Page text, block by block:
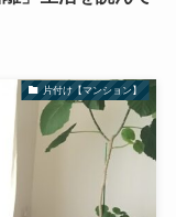
片付け【マンション】